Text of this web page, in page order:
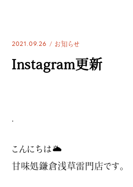
2021.09.26 お知らせ
Instagram更新
こんにちは🌥
甘味処鎌倉浅草雷門店です。